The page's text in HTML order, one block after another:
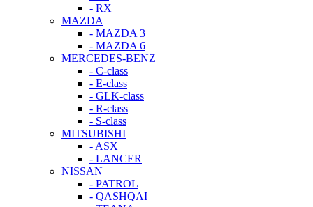
- RX
MAZDA
- MAZDA 3
- MAZDA 6
MERCEDES-BENZ
- C-class
- E-class
- GLK-class
- R-class
- S-class
MITSUBISHI
- ASX
- LANCER
NISSAN
- PATROL
- QASHQAI